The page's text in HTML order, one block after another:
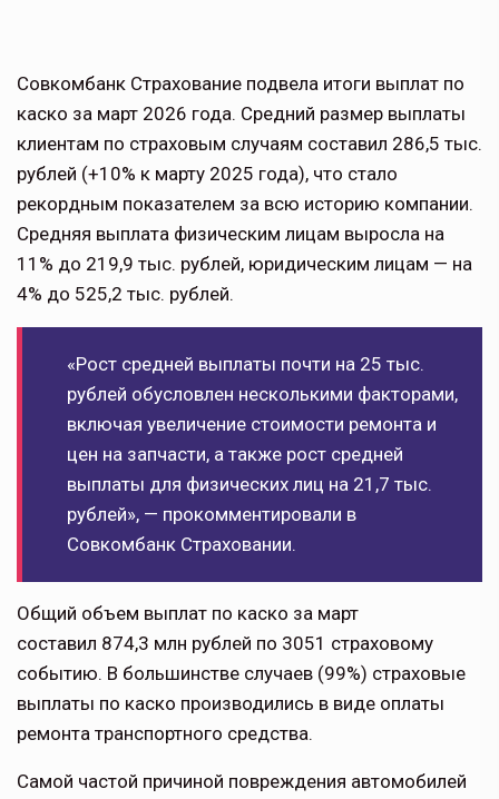
Совкомбанк Страхование подвела итоги выплат по
каско за март 2026 года. Средний размер выплаты
клиентам по страховым случаям составил 286,5 тыс.
рублей (+10% к марту 2025 года), что стало
рекордным показателем за всю историю компании.
Средняя выплата физическим лицам выросла на
11% до 219,9 тыс. рублей, юридическим лицам — на
4% до 525,2 тыс. рублей.
«Рост средней выплаты почти на 25 тыс.
рублей обусловлен несколькими факторами,
включая увеличение стоимости ремонта и
цен на запчасти, а также рост средней
выплаты для физических лиц на 21,7 тыс.
рублей», — прокомментировали в
Совкомбанк Страховании.
Общий объем выплат по каско за март
составил 874,3 млн рублей по 3051 страховому
событию. В большинстве случаев (99%) страховые
выплаты по каско производились в виде оплаты
ремонта транспортного средства.
Самой частой причиной повреждения автомобилей